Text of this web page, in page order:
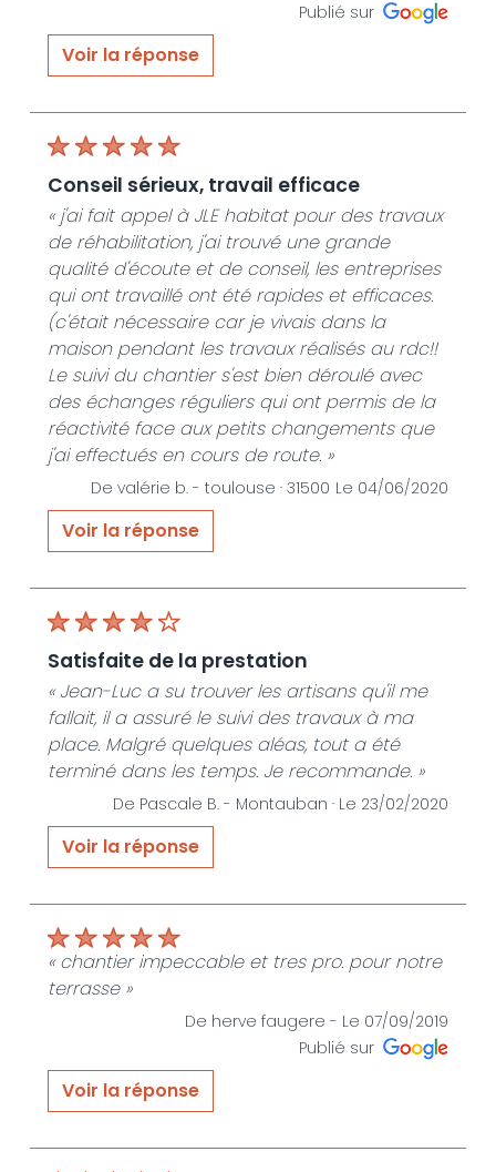
Publié sur
Voir la réponse
réel plaisir à vous accompagner et échanger
tout au long de votre projet Merci Jean luc
Estang Jle services habitat »
De JLE SERVICES HABITAT - Le 06/06/2020
conseil sérieux, travail efficace
« j'ai fait appel à JLE habitat pour des travaux
de réhabilitation, j'ai trouvé une grande
qualité d'écoute et de conseil, les entreprises
qui ont travaillé ont été rapides et efficaces.
(c'était nécessaire car je vivais dans la
maison pendant les travaux réalisés au rdc!!
Le suivi du chantier s'est bien déroulé avec
des échanges réguliers qui ont permis de la
réactivité face aux petits changements que
j'ai effectués en cours de route. »
De valérie b. - toulouse · 31500 Le 04/06/2020
Voir la réponse
vos attentes En vous remerciant Jean luc
ESTANG »
De JLE SERVICES HABITAT - Le 04/06/2020
satisfaite de la prestation
« Jean-Luc a su trouver les artisans qu'il me
fallait, il a assuré le suivi des travaux à ma
place. Malgré quelques aléas, tout a été
terminé dans les temps. Je recommande. »
De Pascale B. - Montauban · Le 23/02/2020
Voir la réponse
positif. Je suis ravi que l'ensemble des
partenaires et moi même aient été à la
hauteur de vos espérances. Faites le savoir
autour de vous, un système de parrainage
existe chez nous. Jean luc ESTANG EURL JLE
De JLE SERVICES HABITAT - Le 24/02/2020
« chantier impeccable et tres pro. pour notre
terrasse »
De herve faugere - Le 07/09/2019
Publié sur
Voir la réponse